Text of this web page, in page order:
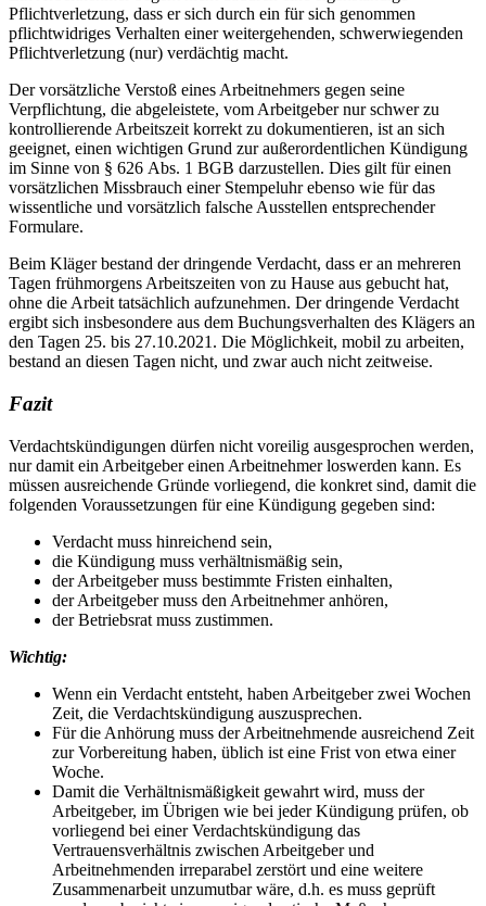
Pflichtverletzung, dass er sich durch ein für sich genommen
pflichtwidriges Verhalten einer weitergehenden, schwerwiegenden
Pflichtverletzung (nur) verdächtig macht.
Der vorsätzliche Verstoß eines Arbeitnehmers gegen seine
Verpflichtung, die abgeleistete, vom Arbeitgeber nur schwer zu
kontrollierende Arbeitszeit korrekt zu dokumentieren, ist an sich
geeignet, einen wichtigen Grund zur außerordentlichen Kündigung
im Sinne von § 626 Abs. 1 BGB darzustellen. Dies gilt für einen
vorsätzlichen Missbrauch einer Stempeluhr ebenso wie für das
wissentliche und vorsätzlich falsche Ausstellen entsprechender
Formulare.
Beim Kläger bestand der dringende Verdacht, dass er an mehreren
Tagen frühmorgens Arbeitszeiten von zu Hause aus gebucht hat,
ohne die Arbeit tatsächlich aufzunehmen. Der dringende Verdacht
ergibt sich insbesondere aus dem Buchungsverhalten des Klägers an
den Tagen 25. bis 27.10.2021. Die Möglichkeit, mobil zu arbeiten,
bestand an diesen Tagen nicht, und zwar auch nicht zeitweise.
Fazit
Verdachtskündigungen dürfen nicht voreilig ausgesprochen werden,
nur damit ein Arbeitgeber einen Arbeitnehmer loswerden kann. Es
müssen ausreichende Gründe vorliegend, die konkret sind, damit die
folgenden Voraussetzungen für eine Kündigung gegeben sind:
Verdacht muss hinreichend sein,
die Kündigung muss verhältnismäßig sein,
der Arbeitgeber muss bestimmte Fristen einhalten,
der Arbeitgeber muss den Arbeitnehmer anhören,
der Betriebsrat muss zustimmen.
Wichtig:
Wenn ein Verdacht entsteht, haben Arbeitgeber zwei Wochen
Zeit, die Verdachtskündigung auszusprechen.
Für die Anhörung muss der Arbeitnehmende ausreichend Zeit
zur Vorbereitung haben, üblich ist eine Frist von etwa einer
Woche.
Damit die Verhältnismäßigkeit gewahrt wird, muss der
Arbeitgeber, im Übrigen wie bei jeder Kündigung prüfen, ob
vorliegend bei einer Verdachtskündigung das
Vertrauensverhältnis zwischen Arbeitgeber und
Arbeitnehmenden irreparabel zerstört und eine weitere
Zusammenarbeit unzumutbar wäre, d.h. es muss geprüft